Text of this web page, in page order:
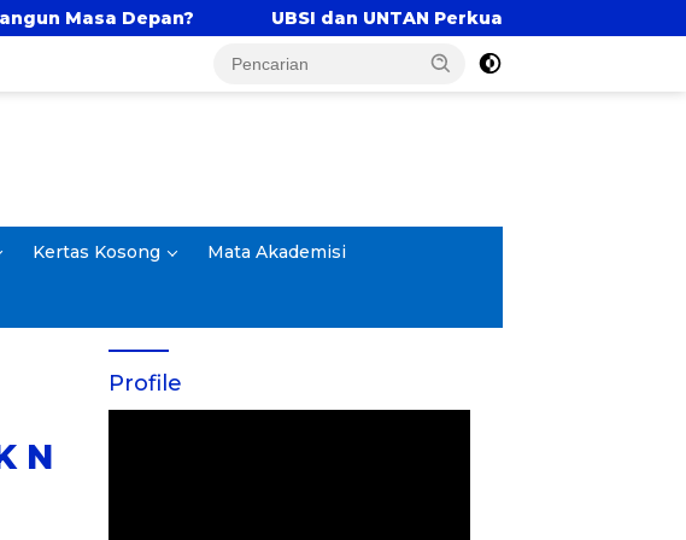
UBSI dan UNTAN Perkuat Tri Dharma Lewat Kolaborasi
Kertas Kosong Mata Akademisi
N
Profile